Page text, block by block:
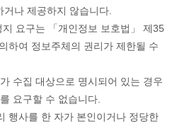
나 제공하지 않습니다.
요구는 「개인정보 보호법」 제35
하여 정보주체의 권리가 제한될 수
수집 대상으로 명시되어 있는 경우
요구할 수 없습니다.
행사를 한 자가 본인이거나 정당한